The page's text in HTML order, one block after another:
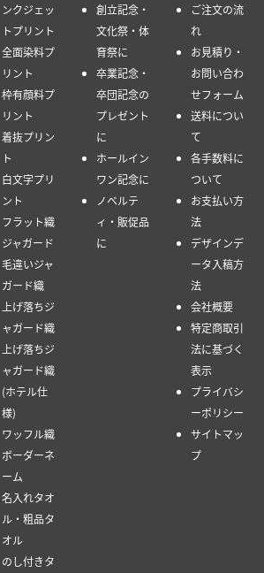
ンクジェッ
トプリント
全面染料プ
リント
枠有顔料プ
リント
着抜プリン
ト
白文字プリ
ント
フラット織
ジャガード
毛違いジャ
ガード織
上げ落ちジ
ャガード織
上げ落ちジ
ャガード織
(ホテル仕
様)
ワッフル織
ボーダーネ
ーム
名入れタオ
ル・粗品タ
オル
のし付きタ
創立記念・
文化祭・体
育祭に
卒業記念・
卒団記念の
プレゼント
に
ホールイン
ワン記念に
ノベルテ
ィ・販促品
に
ご注文の流
れ
お見積り・
お問い合わ
せフォーム
送料につい
て
各手数料に
ついて
お支払い方
法
デザインデ
ータ入稿方
法
会社概要
特定商取引
法に基づく
表示
プライバシ
ーポリシー
サイトマッ
プ